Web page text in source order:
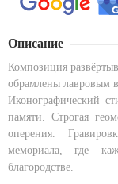
Описание
Композиция
обрамлены лавровым
Иконографический
памяти. Строгая
оперения.
мемориала, где
благородстве.